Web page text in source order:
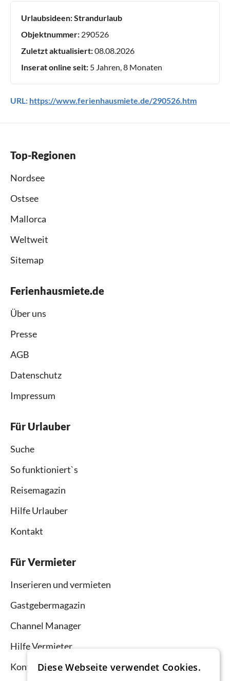
Urlaubsideen:Strandurlaub
Objektnummer: 290526
Zuletzt aktualisiert:08.08.2026
Inserat online seit: 5 Jahren, 8 Monaten
URL: https://www.ferienhausmiete.de/290526.htm
Top-Regionen
Nordsee
Ostsee
Mallorca
Weltweit
Sitemap
Ferienhausmiete.de
Über uns
Presse
AGB
Datenschutz
Impressum
Für Urlauber
Suche
So funktioniert`s
Reisemagazin
Hilfe Urlauber
Kontakt
Für Vermieter
Inserieren und vermieten
Gastgebermagazin
Channel Manager
Hilfe Vermieter
KontaktDiese Webseite verwendet Cookies.